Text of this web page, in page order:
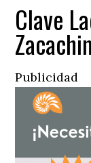
Clave
Publicidad